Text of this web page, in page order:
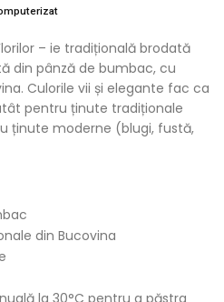
– ie tradițională brodată
din pânză de bumbac, cu
Culorile vii și elegante fac ca
pentru ținute tradiționale
ținute moderne (blugi, fustă,
din Bucovina
la 30°C pentru a păstra